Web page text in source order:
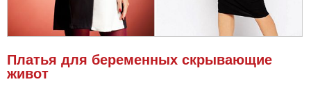
Платья для беременных скрывающие
живот